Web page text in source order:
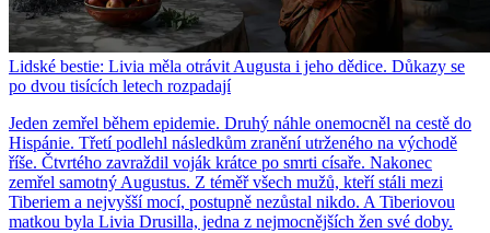
Lidské bestie: Livia měla otrávit Augusta i jeho dědice. Důkazy se
po dvou tisících letech rozpadají
Jeden zemřel během epidemie. Druhý náhle onemocněl na cestě do
Hispánie. Třetí podlehl následkům zranění utrženého na východě
říše. Čtvrtého zavraždil voják krátce po smrti císaře. Nakonec
zemřel samotný Augustus. Z téměř všech mužů, kteří stáli mezi
Tiberiem a nejvyšší mocí, postupně nezůstal nikdo. A Tiberiovou
matkou byla Livia Drusilla, jedna z nejmocnějších žen své doby.